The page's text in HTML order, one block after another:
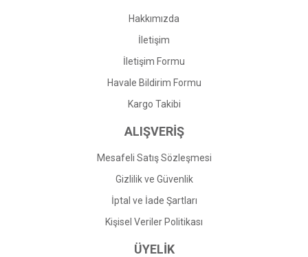
Hakkımızda
İletişim
İletişim Formu
Havale Bildirim Formu
Kargo Takibi
ALIŞVERİŞ
Mesafeli Satış Sözleşmesi
Gizlilik ve Güvenlik
İptal ve İade Şartları
Kişisel Veriler Politikası
ÜYELİK